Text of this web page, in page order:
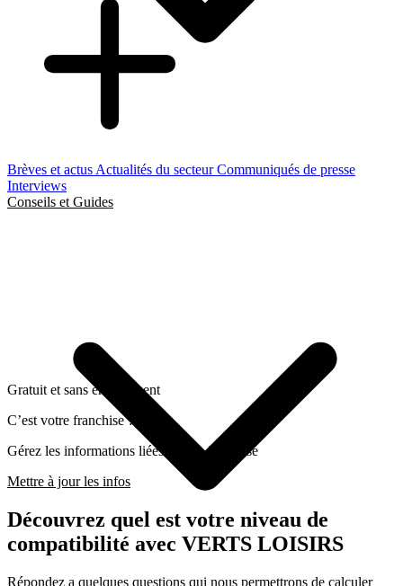
Brèves et actus Actualités du secteurCommuniqués de presse
Interviews
Conseils et Guides
Gratuit et sans engagement
C’est votre franchise ?
Gérez les informations liées a cette franchise
Mettre à jour les infos
Découvrez quel est votre niveau de
compatibilité avec VERTS LOISIRS
Répondez a quelques questions qui nous permettrons de calculer